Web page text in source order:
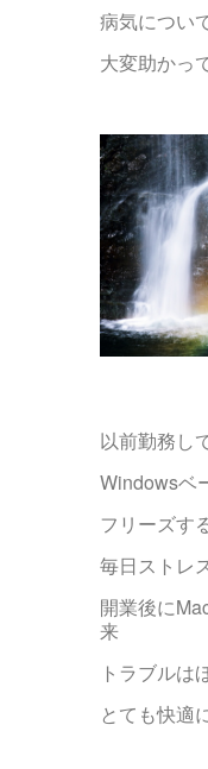
病気につい
大変助かっ
以前勤務し
Windowsベ
フリーズす
毎日ストレ
開業後に
来
トラブルは
とても快適